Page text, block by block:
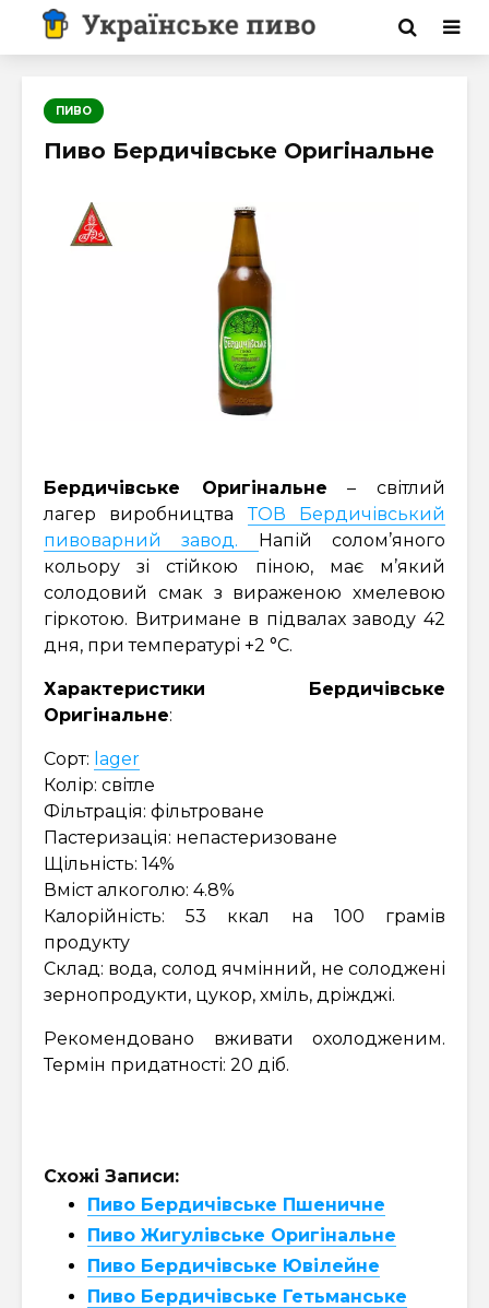
ПИВО
Пиво Бердичівське Оригінальне
Бердичівське Оригінальне – світлий
лагер виробництваТОВ Бердичівський
пивоварний завод. Напій солом’яного
кольору зі стійкою піною, має м’який
солодовий смак з вираженою хмелевою
гіркотою. Витримане в підвалах заводу 42
дня, при температурі +2 °С.
Характеристики
Бердичівське
Оригінальне:
Сорт: lager
Колір: світле
Фільтрація: фільтроване
Пастеризація: непастеризоване
Щільність: 14%
Вміст алкоголю: 4.8%
Калорійність: 53 ккал на 100 грамів
продукту
Склад: вода, солод ячмінний, не солоджені
зернопродукти, цукор, хміль, дріжджі.
Рекомендовано вживати охолодженим.
Термін придатності: 20 діб.
Схожі Записи:
Пиво Бердичівське Пшеничне
Пиво Жигулівське Оригінальне
Пиво Бердичівське Ювілейне
Пиво Бердичівське Гетьманське